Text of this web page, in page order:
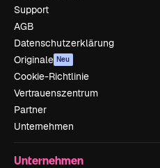
Support
AGB
Datenschutzerklärung
Originale Neu
Cookie-Richtlinie
Vertrauenszentrum
Partner
Unternehmen
Unternehmen